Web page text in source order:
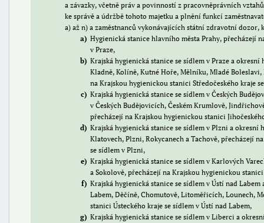
a závazky, včetně práv a povinností z pracovněprávních
ke správě a údržbě tohoto majetku a plnění funkcí
a) až n) a zaměstnanců vykonávajících státní zdravotní dozor,
a
Hygienická stanice hlavního města Prahy, přecházejí
v Praze,
b
Krajská hygienická stanice se sídlem v Praze a
Kladně, Kolíně, Kutné Hoře, Mělníku, Mladé
na Krajskou hygienickou stanici Středočeského kraje
c
Krajská hygienická stanice se sídlem v Českých
v Českých Budějovicích, Českém Krumlově,
přecházejí na Krajskou hygienickou stanici
d
Krajská hygienická stanice se sídlem v Plzni a
Klatovech, Plzni, Rokycanech a Tachově, přecházejí
se sídlem v Plzni,
e
Krajská hygienická stanice se sídlem v Karlových
a Sokolově, přecházejí na Krajskou hygienickou
f
Krajská hygienická stanice se sídlem v Ústí nad
Labem, Děčíně, Chomutově, Litoměřicích, Lounech,
stanici Ústeckého kraje se sídlem v Ústí nad Labem,
g
Krajská hygienická stanice se sídlem v Liberci a